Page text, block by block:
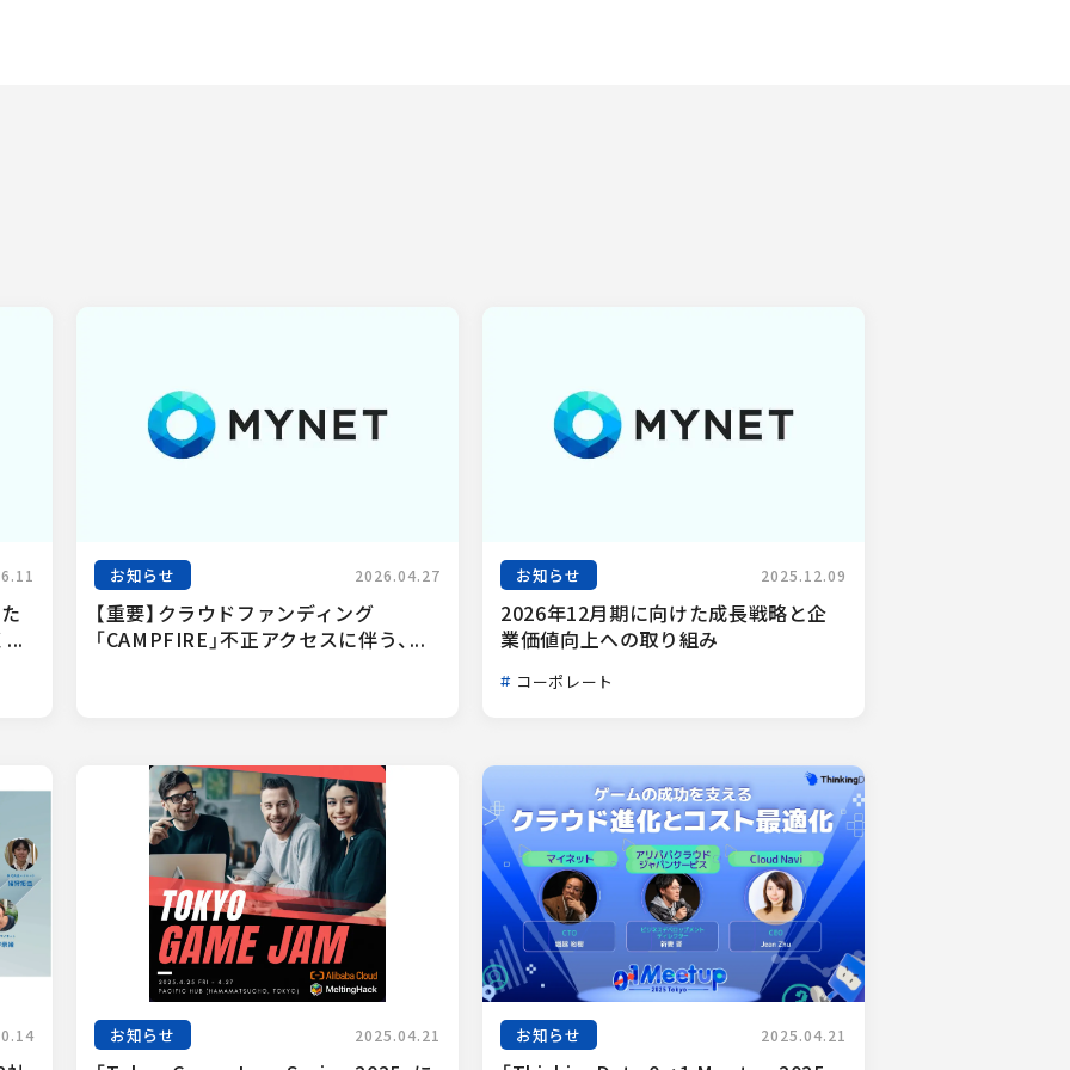
...
お知らせ 2026.04.27
【重要】クラウドファンディング
「CAMPFIRE」不正アクセスに伴う、...
お知らせ 2025.12.09
2026年12月期に向けた成長戦略と企
業価値向上への取り組み
コーポレート
お知らせ 2025.04.21 お知らせ 2025.04.21